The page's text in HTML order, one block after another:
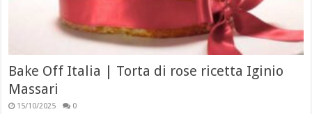
Bake Off Italia | Torta di rose ricetta Iginio
Massari
15/10/2025 0